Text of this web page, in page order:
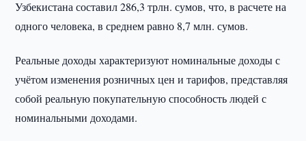
Узбекистана составил 286,3 трлн. сумов, что, в расчете на
одного человека, в среднем равно 8,7 млн. сумов.
Реальные доходы характеризуют номинальные доходы с
учётом изменения розничных цен и тарифов, представляя
собой реальную покупательную способность людей с
номинальными доходами.